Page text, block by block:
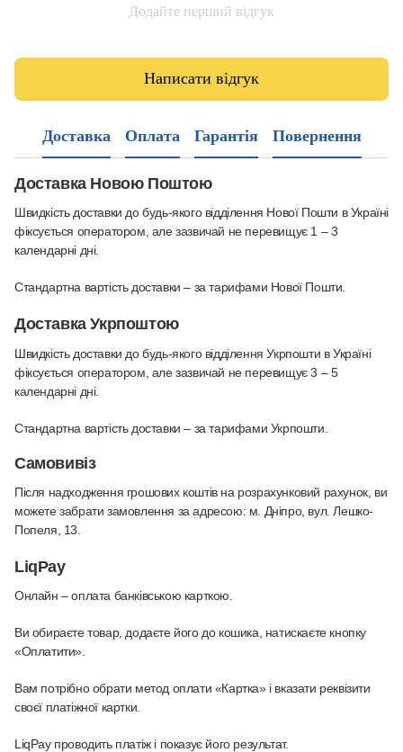
Додайте перший відгук
Написати відгук
Доставка Оплата Гарантія Повернення
Доставка Новою Поштою
Швидкість доставки до будь-якого відділення Нової Пошти в Україні
фіксується оператором, але зазвичай не перевищує 1 – 3
календарні дні.
Стандартна вартість доставки – за тарифами Нової Пошти.
Доставка Укрпоштою
Швидкість доставки до будь-якого відділення Укрпошти в Україні
фіксується оператором, але зазвичай не перевищує 3 – 5
календарні дні.
Стандартна вартість доставки – за тарифами Укрпошти.
Самовивіз
Після надходження грошових коштів на розрахунковий рахунок, ви
можете забрати замовлення за адресою: м. Дніпро, вул. Лешко-
Попеля, 13.
LiqPay
Онлайн – оплата банківською карткою
Ви обираєте товар, додаєте його до кошика, натискаєте кнопку
«Оплатити».
Вам потрібно обрати метод оплати «Картка» і вказати реквізити
своєї платіжної картки.
LiqPay проводить платіж і показує його результат.